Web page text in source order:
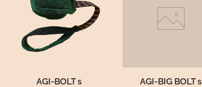
AGI-BOLT s
AGI-BIG BOLT s